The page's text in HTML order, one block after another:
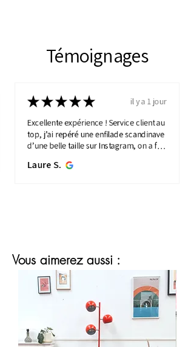
Témoignages
★★★★★
il y a 1 jour
Excellente expérience ! Service client au
top, j’ai repéré une enfilade scandinave
d’une belle taille sur Instagram, on a fait
plus...MONTRE PLUS
Laure S.
Vous aimerez aussi :